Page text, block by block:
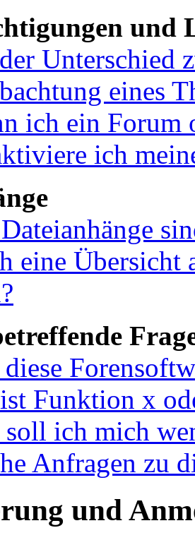
und
Unterschied
eines
ich ein Forum
ich
eine Übersicht
Funktion x
ich mich
Anfragen zu
und